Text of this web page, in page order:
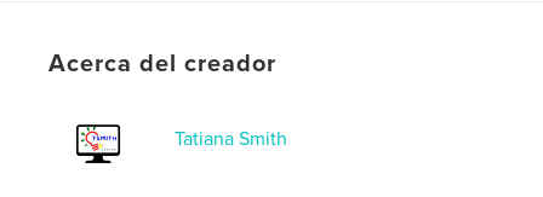
IdiomaEnglish
Acerca del creador
Tatiana Smith